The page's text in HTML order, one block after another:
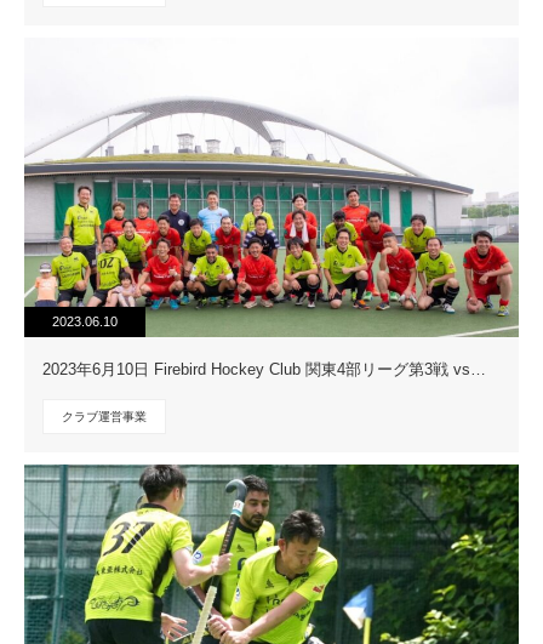
2023.06.10
2023年6月10日 Firebird Hockey Club 関東4部リーグ第3戦 vs…
クラブ運営事業